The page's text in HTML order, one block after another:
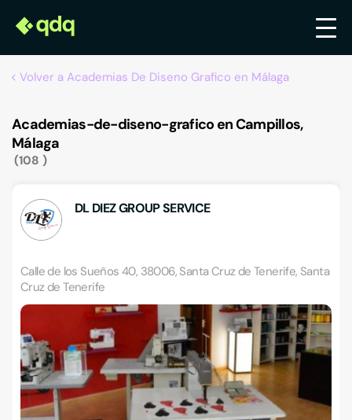
Volver a Academias De Diseno Grafico en Málaga
Academias-de-diseno-grafico en Campillos,
Málaga
108
DL DIEZ GROUP SERVICE
Calle de los Sueños 40, 38006, Santa Cruz de Tenerife, Santa
Cruz de Tenerife